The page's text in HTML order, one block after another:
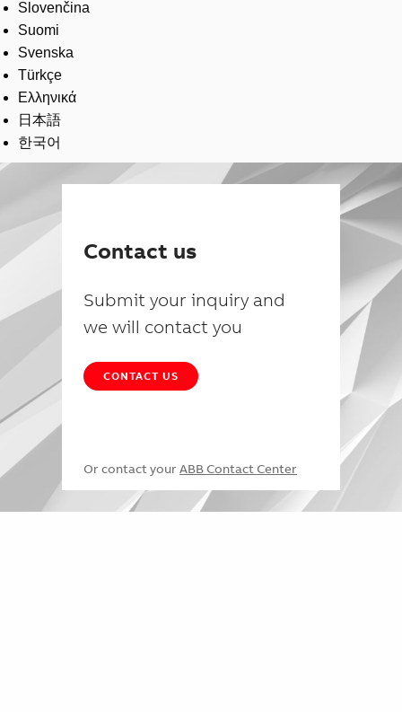
Slovenčina
Suomi
Svenska
Türkçe
Ελληνικά
日本語
한국어
Contact us
Submit your inquiry and
we will contact you
CONTACT US
Or contact your ABB Contact Center